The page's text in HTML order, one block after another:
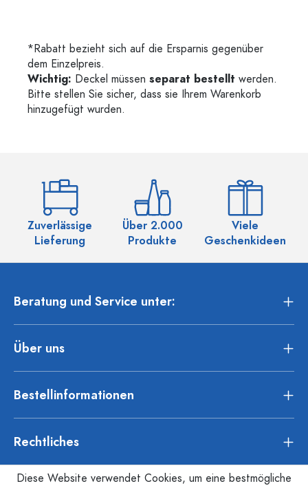
*Rabatt bezieht sich auf die Ersparnis gegenüber
dem Einzelpreis.
Wichtig: Deckel müssen separat bestellt werden.
Bitte stellen Sie sicher, dass sie Ihrem Warenkorb
hinzugefügt wurden.
Zuverlässige
Lieferung
Über 2.000
Produkte
Viele
Geschenkideen
Beratung und Service unter:
Über uns
Bestellinformationen
Rechtliches
Diese Website verwendet Cookies, um eine bestmögliche